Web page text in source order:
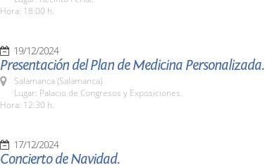
Hora: 18:00 h.
19/12/2024
Presentación del Plan de Medicina Personalizada.
Salamanca (Salamanca)
Lugar: Palacio de Congresos y Exposiciones.
Hora: 12:30 h.
17/12/2024
Concierto de Navidad.